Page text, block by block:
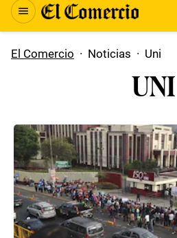
El Comercio · Noticias · Uni
UNI